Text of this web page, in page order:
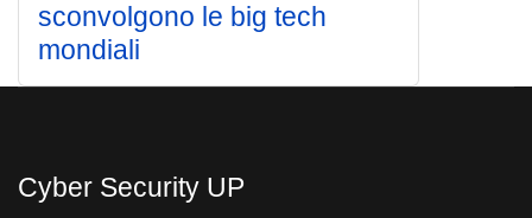
sconvolgono le big tech
mondiali
Cyber Security UP